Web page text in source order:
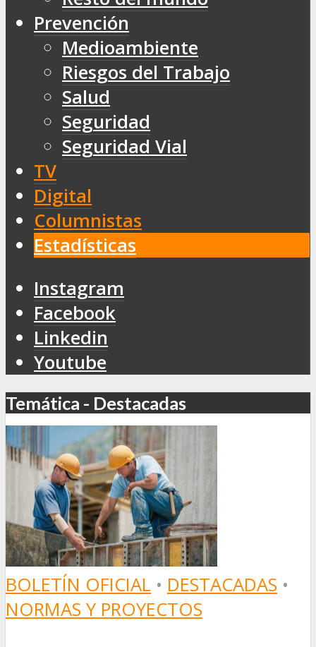
Prevención
Medioambiente
Riesgos del Trabajo
Salud
Seguridad
Seguridad Vial
TV
Digital
Columnistas
Estadísticas
Instagram
Facebook
Linkedin
Youtube
Temática - Destacadas
BOLETÍN OFICIAL • DESTACADAS •
NORMAS Y PROYECTOS